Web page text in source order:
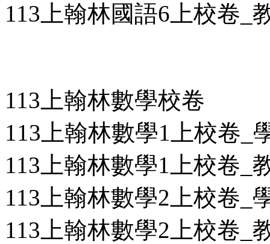
113上翰林國語6上校卷_
113上翰林數學校卷
113上翰林數學1上校卷_
113上翰林數學1上校卷_
113上翰林數學2上校卷_
113上翰林數學2上校卷_